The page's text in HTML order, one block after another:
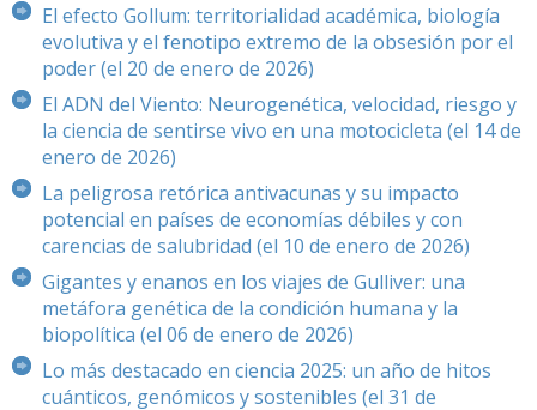
El efecto Gollum: territorialidad académica, biología
evolutiva y el fenotipo extremo de la obsesión por el
poder (el 20 de enero de 2026)
El ADN del Viento: Neurogenética, velocidad, riesgo y
la ciencia de sentirse vivo en una motocicleta (el 14 de
enero de 2026)
La peligrosa retórica antivacunas y su impacto
potencial en países de economías débiles y con
carencias de salubridad (el 10 de enero de 2026)
Gigantes y enanos en los viajes de Gulliver: una
metáfora genética de la condición humana y la
biopolítica (el 06 de enero de 2026)
Lo más destacado en ciencia 2025: un año de hitos
cuánticos, genómicos y sostenibles (el 31 de